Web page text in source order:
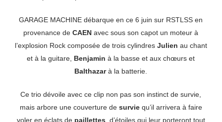
GARAGE MACHINE débarque en ce 6 juin sur RSTLSS en
provenance deCAEN avec sous son capot un moteur à
l’explosion Rock composée de trois cylindres Julien au chant
et à la guitare, Benjamin à la basse et aux chœurs et
Balthazarà la batterie.
Ce trio dévoile avec ce clip non pas son instinct de survie,
mais arbore une couverture de surviequ’il arrivera à faire
voler en éclats de paillettes , d’étoiles qui leur porteront tout